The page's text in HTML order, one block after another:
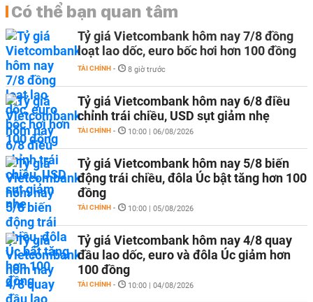
Có thể bạn quan tâm
Tỷ giá Vietcombank hôm nay 7/8 đồng
loạt lao dốc, euro bốc hơi hơn 100 đồng
TÀI CHÍNH - 8 giờ trước
Tỷ giá Vietcombank hôm nay 6/8 điều
chỉnh trái chiều, USD sụt giảm nhẹ
TÀI CHÍNH - 10:00 | 06/08/2026
Tỷ giá Vietcombank hôm nay 5/8 biến
động trái chiều, đôla Úc bật tăng hơn 100
đồng
TÀI CHÍNH - 10:00 | 05/08/2026
Tỷ giá Vietcombank hôm nay 4/8 quay
đầu lao dốc, euro và đôla Úc giảm hơn
100 đồng
TÀI CHÍNH - 10:00 | 04/08/2026